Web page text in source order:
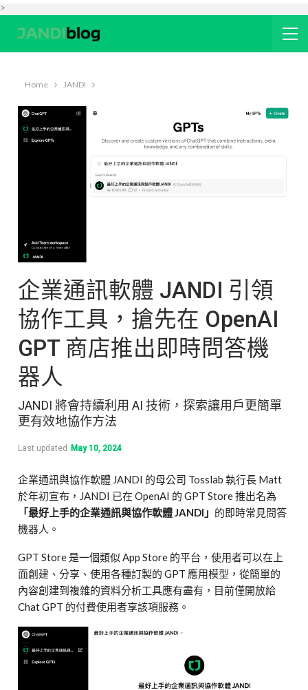
>
Home JANDI
企業通訊軟體 JANDI 引領
協作工具，搶先在 OpenAI
GPT 商店推出即時問答機
器人
JANDI 將會持續利用 AI 技術，探索讓用戶更簡單
更有效地協作方法
Last updated May 10, 2024
企業通訊與協作軟體 JANDI 的母公司 Tosslab 執行長 Matt
於年初宣布，JANDI 已在 OpenAI 的 GPT Store 推出名為
「最好上手的企業通訊與協作軟體 JANDI」 的即時常見問答
機器人。
GPT Store 是一個類似 App Store 的平台，使用者可以在上
面創建、分享、使用各種訂製的 GPT 應用模型，從簡單的
內容創建到複雜的資料分析工具應有盡有，目前僅開放給
Chat GPT 的付費使用者享該項服務。